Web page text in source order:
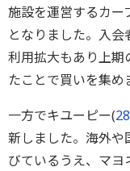
施設を運営するカー
となりました。入
利用拡大もあり上期
たことで買いを集め
一方でキユーピー(
新しました。海外や
びているうえ、マヨ